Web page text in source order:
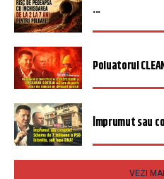
...
Poluatorul
Împrumut sau
VEZI